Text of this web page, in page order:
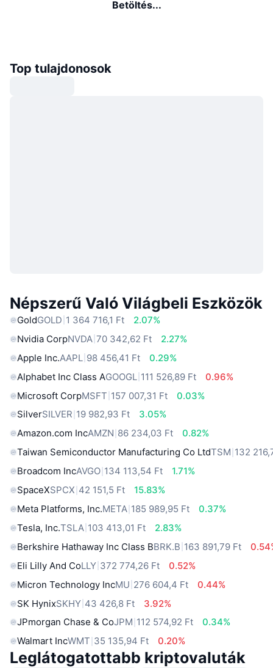
Betöltés...
Top tulajdonosok
Népszerű Való Világbeli Eszközök
GoldGOLD 1 364 716,1 Ft
2.07%
Nvidia CorpNVDA 70 342,62 Ft
2.27%
Apple Inc.AAPL 98 456,41 Ft
0.29%
Alphabet Inc Class AGOOGL 111 526,89 Ft
0.96%
Microsoft CorpMSFT 157 007,31 Ft
0.03%
SilverSILVER 19 982,93 Ft
3.05%
Amazon.com IncAMZN 86 234,03 Ft
0.82%
Taiwan Semiconductor Manufacturing Co LtdTSM 132
Broadcom IncAVGO 134 113,54 Ft
1.71%
SpaceXSPCX 42 151,5 Ft
15.83%
Meta Platforms, Inc.META 185 989,95 Ft
0.37%
Tesla, Inc.TSLA 103 413,01 Ft
2.83%
Berkshire Hathaway Inc Class BBRK.B 163 891,79 Ft
Eli Lilly And CoLLY 372 774,26 Ft
0.52%
Micron Technology IncMU 276 604,4 Ft
0.44%
SK HynixSKHY 43 426,8 Ft
3.92%
JPmorgan Chase & CoJPM 112 574,92 Ft
0.34%
Walmart IncWMT 35 135,94 Ft 0.20%
Leglátogatottabb kriptovaluták